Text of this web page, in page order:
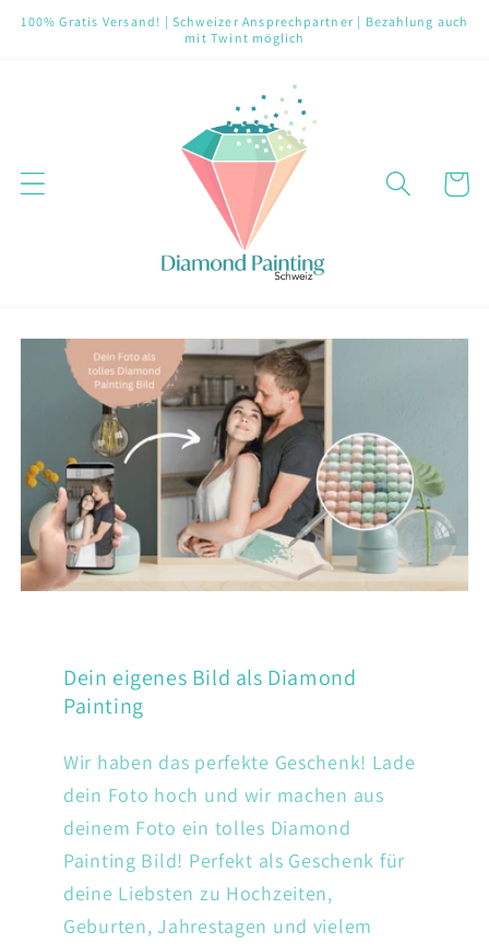
zum
100% Gratis Versand! | Schweizer Ansprechpartner | Bezahlung auch
mit Twint möglich
Dein eigenes Bild als Diamond
Painting
Wir haben das perfekte Geschenk! Lade
dein Foto hoch und wir machen aus
deinem Foto ein tolles Diamond
Painting Bild! Perfekt als Geschenk für
deine Liebsten zu Hochzeiten,
Geburten, Jahrestagen und vielem